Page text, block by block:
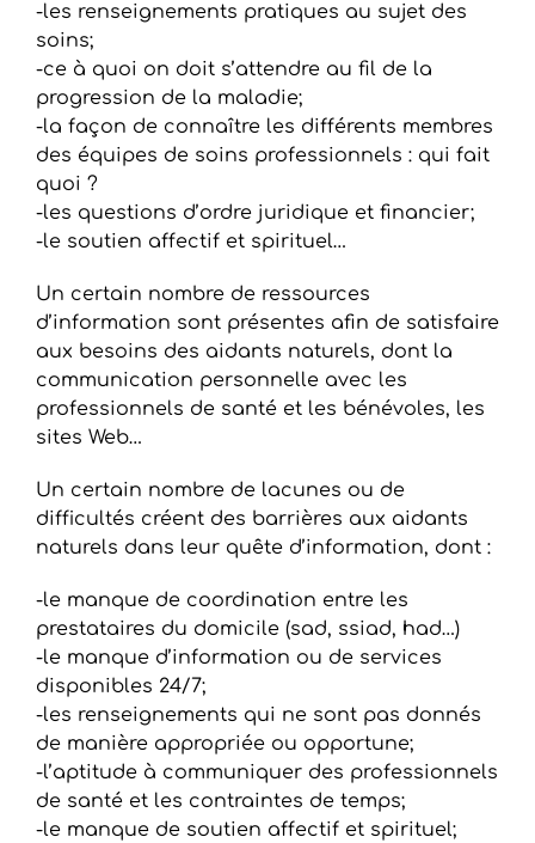
-les renseignements pratiques au sujet des
soins;
-ce à quoi on doit s’attendre au fil de la
progression de la maladie;
-la façon de connaître les différents membres
des équipes de soins professionnels : qui fait
quoi ?
-les questions d’ordre juridique et financier;
-le soutien affectif et spirituel…
Un certain nombre de ressources
d’information sont présentes afin de satisfaire
aux besoins des aidants naturels, dont la
communication personnelle avec les
professionnels de santé et les bénévoles, les
sites Web…
Un certain nombre de lacunes ou de
difficultés créent des barrières aux aidants
naturels dans leur quête d’information, dont :
-le manque de coordination entre les
prestataires du domicile (sad, ssiad, had…)
-le manque d’information ou de services
disponibles 24/7;
-les renseignements qui ne sont pas donnés
de manière appropriée ou opportune;
-l’aptitude à communiquer des professionnels
de santé et les contraintes de temps;
-le manque de soutien affectif et spirituel;